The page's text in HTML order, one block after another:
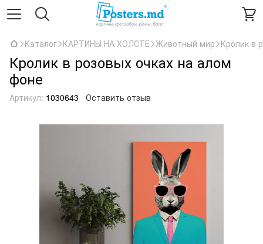
Каталог КАРТИНЫ НА ХОЛСТЕ Животный мир Кролик в
Кролик в розовых очках на алом
фоне
Артикул: 1030643 Оставить отзыв